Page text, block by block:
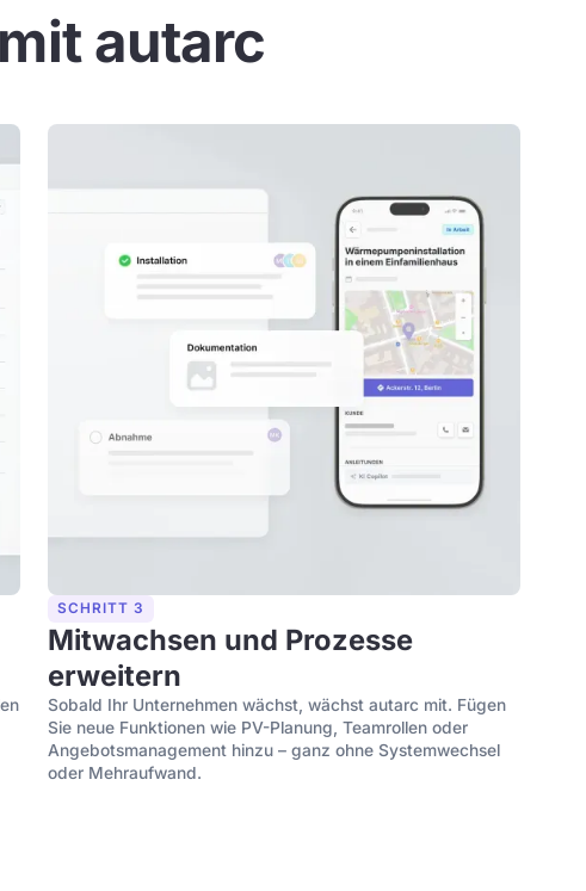
autarc
SCHRITT 3
Mitwachsen und Prozesse
erweitern
Sobald Ihr Unternehmen wächst, wächst autarc mit. Fügen
Sie neue Funktionen wie PV-Planung, Teamrollen oder
Angebotsmanagement hinzu – ganz ohne Systemwechsel
oder Mehraufwand.